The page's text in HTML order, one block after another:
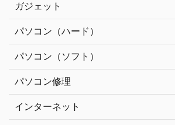
ガジェット
パソコン（ハード）
パソコン（ソフト）
パソコン修理
インターネット